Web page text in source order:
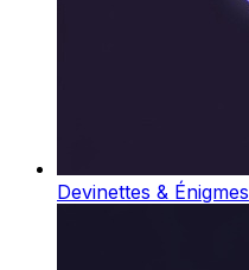
Devinettes & Énigmes